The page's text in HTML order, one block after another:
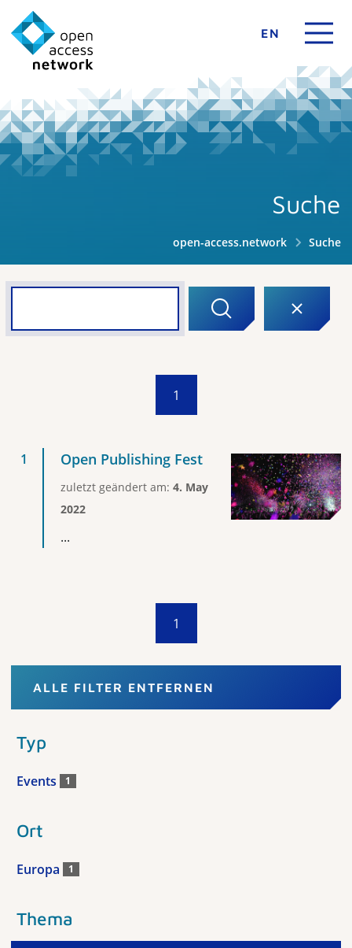
EN
Suche
open-access.network Suche
1
Open Publishing Fest
zuletzt geändert am: 4. May
2022
...
1
ALLE FILTER ENTFERNEN
Typ
Events 1
Ort
Europa 1
Thema